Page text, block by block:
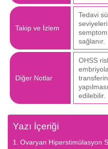
Takip ve İzlem
Tedavi
sağlanır.
Diğer Notlar
OHSS
edilebilir.
Yazı İçeriği
Ovaryan Hiperstimülasyon